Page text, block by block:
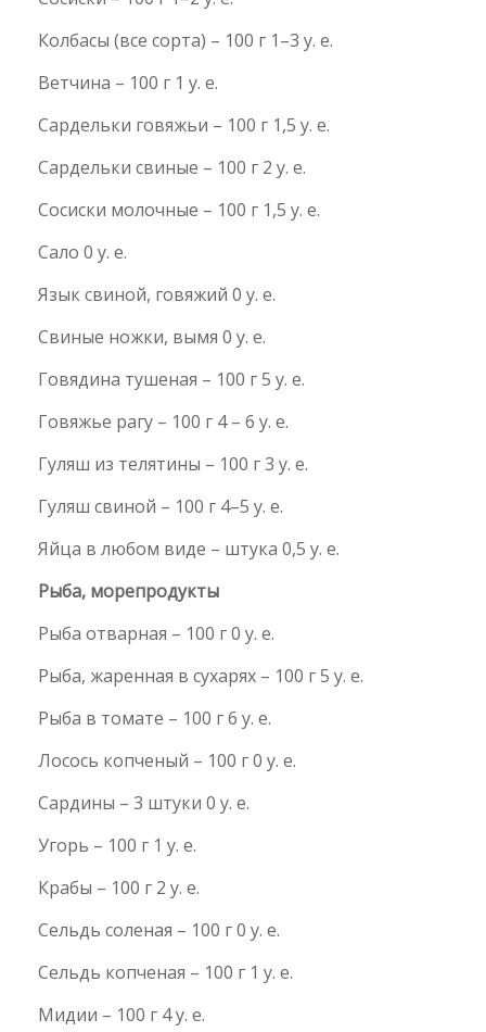
Колбасы (все сорта) – 100 г 1–3 у. е.
Ветчина – 100 г 1 у. е.
Сардельки говяжьи – 100 г 1,5 у. е.
Сардельки свиные – 100 г 2 у. е.
Сосиски молочные – 100 г 1,5 у. е.
Сало 0 у. е.
Язык свиной, говяжий 0 у. е.
Свиные ножки, вымя 0 у. е.
Говядина тушеная – 100 г 5 у. е.
Говяжье рагу – 100 г 4 – 6 у. е.
Гуляш из телятины – 100 г 3 у. е.
Гуляш свиной – 100 г 4–5 у. е.
Яйца в любом виде – штука 0,5 у. е.
Рыба, морепродукты
Рыба отварная – 100 г 0 у. е.
Рыба, жаренная в сухарях – 100 г 5 у. е.
Рыба в томате – 100 г 6 у. е.
Лосось копченый – 100 г 0 у. е.
Сардины – 3 штуки 0 у. е.
Угорь – 100 г 1 у. е.
Крабы – 100 г 2 у. е.
Сельдь соленая – 100 г 0 у. е.
Сельдь копченая – 100 г 1 у. е.
Мидии – 100 г 4 у. е.